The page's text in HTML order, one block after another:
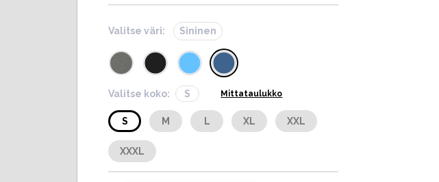
Valitse väri: Sininen
Valitse koko: S Mittataulukko
S M L XL XXL
XXXL